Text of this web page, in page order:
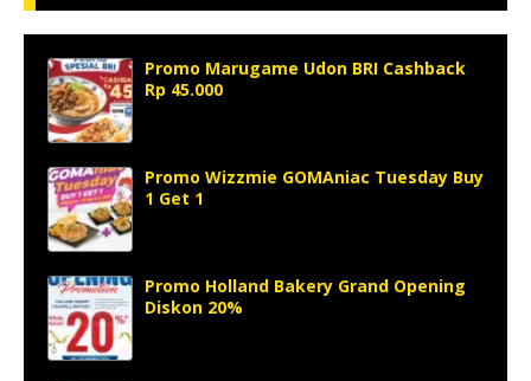
Promo Marugame Udon BRI Cashback
Rp 45.000
Promo Wizzmie GOMAniac Tuesday Buy
1 Get 1
Promo Holland Bakery Grand Opening
Diskon 20%